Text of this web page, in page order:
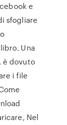
e
sfogliare
Una
è dovuto
i file
Nel